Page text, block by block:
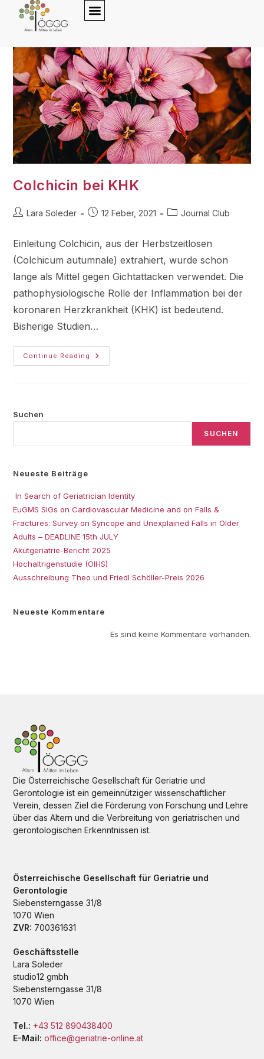
content
Colchicin bei KHK
Lara Soleder 12 Feber, 2021 Journal Club
Einleitung Colchicin, aus der Herbstzeitlosen
(Colchicum autumnale) extrahiert, wurde schon
lange als Mittel gegen Gichtattacken verwendet. Die
pathophysiologische Rolle der Inflammation bei der
koronaren Herzkrankheit (KHK) ist bedeutend.
Bisherige Studien…
Continue Reading
Suchen
SUCHEN
Neueste Beiträge
In Search of Geriatrician Identity
EuGMS SIGs on Cardiovascular Medicine and on Falls &
Fractures: Survey on Syncope and Unexplained Falls in Older
Adults – DEADLINE 15th JULY
Akutgeriatrie-Bericht 2025
Hochaltrigenstudie (ÖIHS)
Ausschreibung Theo und Friedl Schöller-Preis 2026
Neueste Kommentare
Es sind keine Kommentare vorhanden.
Die Österreichische Gesellschaft für Geriatrie und
Gerontologie ist ein gemeinnütziger wissenschaftlicher
Verein, dessen Ziel die Förderung von Forschung und Lehre
über das Altern und die Verbreitung von geriatrischen und
gerontologischen Erkenntnissen ist.
Österreichische Gesellschaft für Geriatrie und
Gerontologie
Siebensterngasse 31/8
1070 Wien
ZVR: 700361631
Geschäftsstelle
Lara Soleder
studio12 gmbh
Siebensterngasse 31/8
1070 Wien
Tel.: +43 512 890438400
E-Mail: office@geriatrie-online.at